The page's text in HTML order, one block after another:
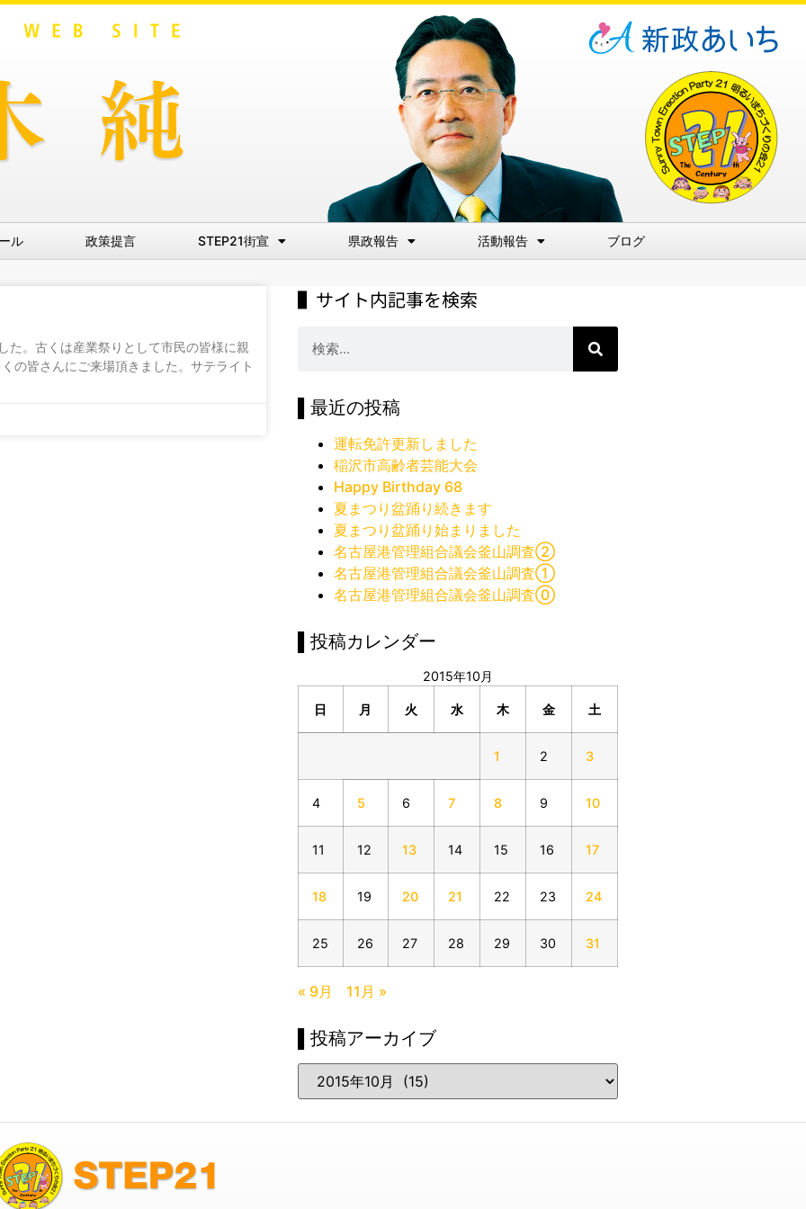
ル 政策提言 STEP21街宣 県政報告 活動報告 ブログ
た。古くは産業祭りとして市民の皆様に親
の皆さんにご来場頂きました。サテライト
▌サイト内記事を検索
▌最近の投稿
運転免許更新しました
稲沢市高齢者芸能大会
Happy Birthday 68
夏まつり盆踊り続きます
夏まつり盆踊り始まりました
名古屋港管理組合議会釜山調査②
名古屋港管理組合議会釜山調査①
名古屋港管理組合議会釜山調査⓪
▌投稿カレンダー
2015年10月
日 月 火 水 木 金 土
1 2 3
4 5 6 7 8 9 10
11 12 13 14 15 16 17
18 19 20 21 22 23 24
25 26 27 28 29 30 31
« 9月 11月 »
▌投稿アーカイブ